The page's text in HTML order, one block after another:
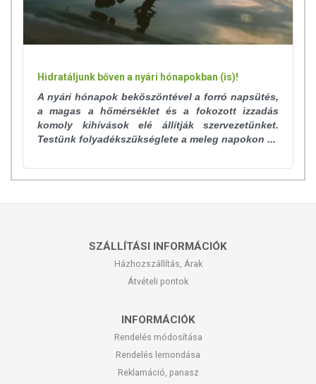
Hidratáljunk bőven a nyári hónapokban (is)!
A nyári hónapok beköszöntével a forró napsütés,
a magas a hőmérséklet és a fokozott izzadás
komoly kihívások elé állítják szervezetünket.
Testünk folyadékszükséglete a meleg napokon ...
SZÁLLÍTÁSI INFORMÁCIÓK
Házhozszállítás, Árak
Átvételi pontok
INFORMÁCIÓK
Rendelés módosítása
Rendelés lemondása
Reklamáció, panasz